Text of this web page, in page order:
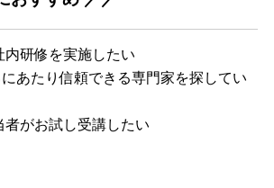
研修を実施したい
あたり信頼できる専門家を探してい
がお試し受講したい